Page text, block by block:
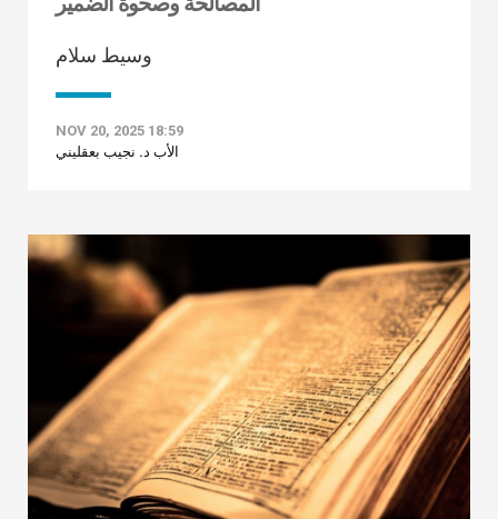
وسيط سلام
NOV 20, 2025 18:59
الأب د. نجيب بعقليني